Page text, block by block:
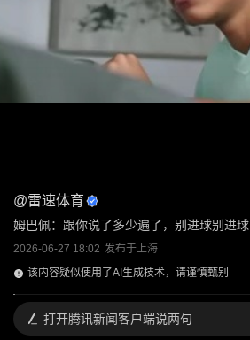
@雷速体育
姆巴佩：跟你说了多少遍了，别进球别进球
2026-06-27 18:02 发布于上海
该内容疑似使用了AI生成技术，请谨慎甄别
打开腾讯新闻客户端说两句